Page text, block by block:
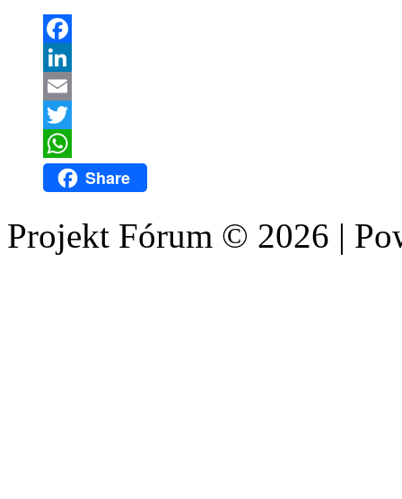
Facebook
LinkedIn
Email
Twitter
WhatsAppShare
Projekt Fórum © 2026 |